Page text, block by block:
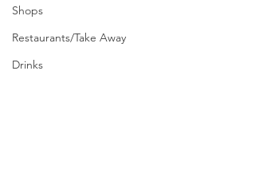
Shops
Restaurants/Take Away
Drinks